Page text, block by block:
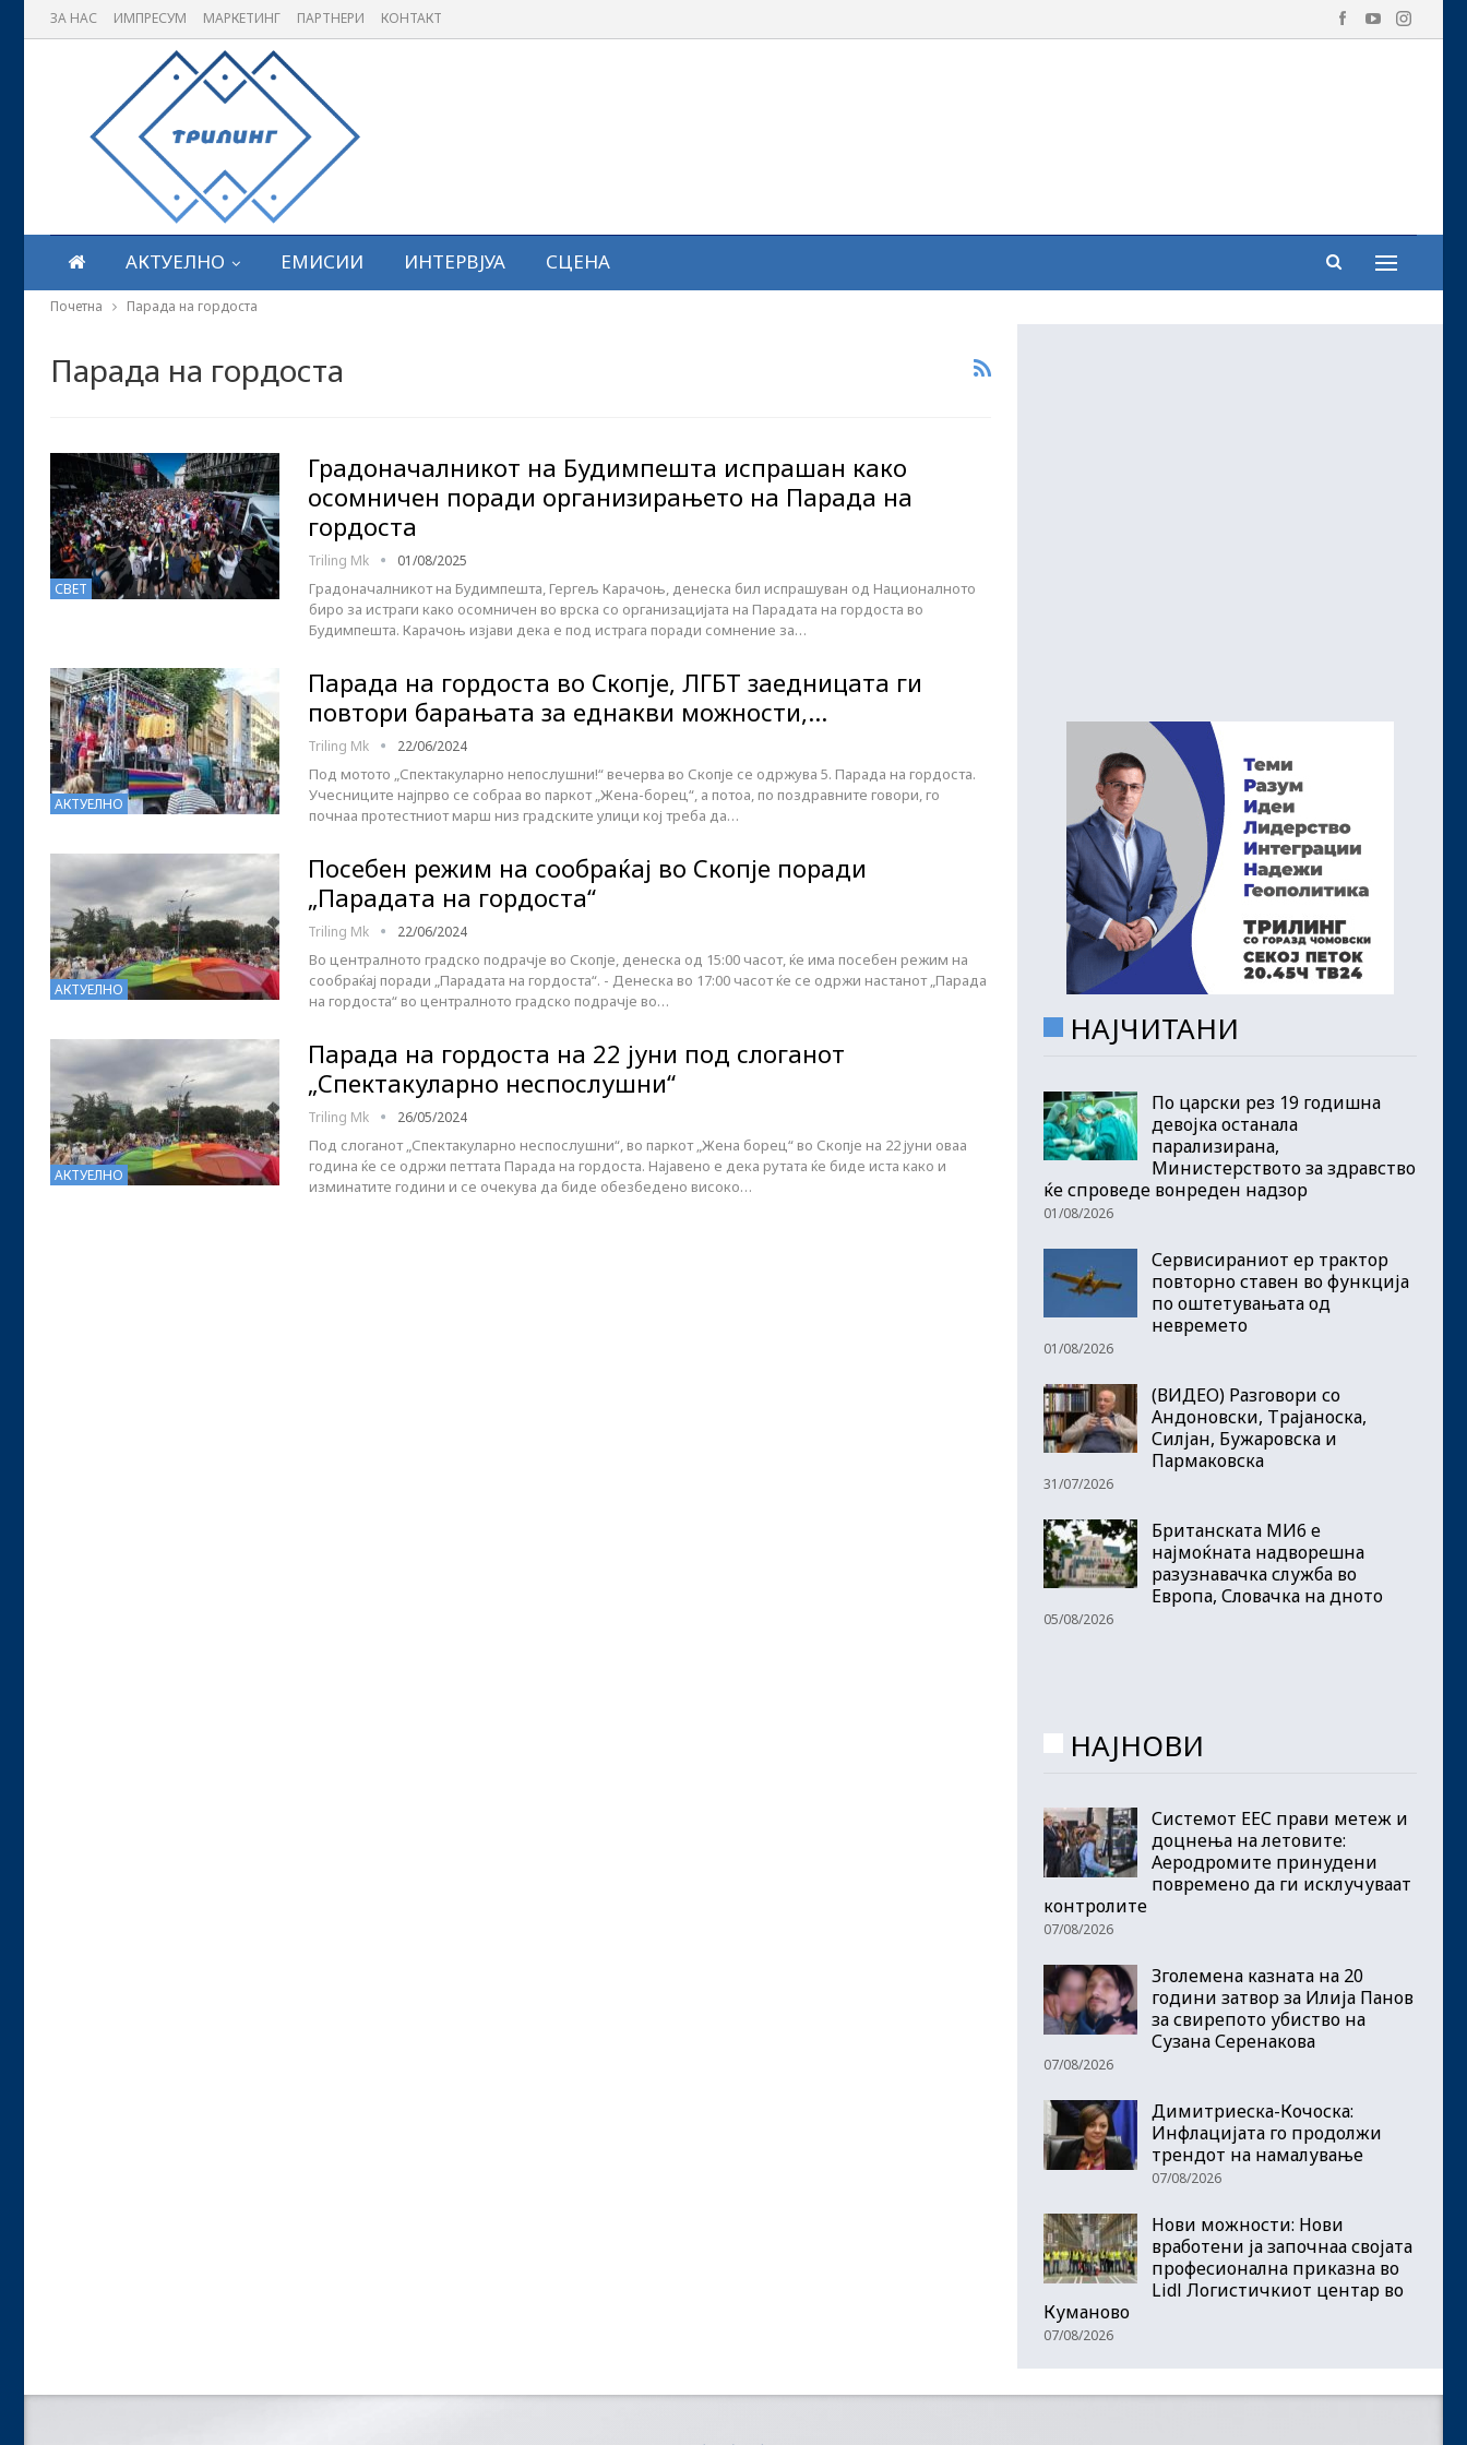
ЗА НАС ИМПРЕСУМ МАРКЕТИНГ ПАРТНЕРИ КОНТАКТ
АКТУЕЛНО ЕМИСИИ ИНТЕРВЈУА СЦЕНА
Почетна Парада на гордоста
Парада на гордоста
СВЕТ
Градоначалникот на Будимпешта испрашан како
осомничен поради организирањето на Парада на
гордоста
Triling Mk 01/08/2025
Градоначалникот на Будимпешта, Гергељ Карачоњ, денеска бил испрашуван од Националното
биро за истраги како осомничен во врска со организацијата на Парадата на гордоста во
Будимпешта. Карачоњ изјави дека е под истрага поради сомнение за…
АКТУЕЛНО
Парада на гордоста во Скопје, ЛГБТ заедницата ги
повтори барањата за еднакви можности,…
Triling Mk 22/06/2024
Под мотото „Спектакуларно непослушни!“ вечерва во Скопје се одржува 5. Парада на гордоста.
Учесниците најпрво се собраа во паркот „Жена-борец“, а потоа, по поздравните говори, го
почнаа протестниот марш низ градските улици кој треба да…
АКТУЕЛНО
Посебен режим на сообраќај во Скопје поради
„Парадата на гордоста“
Triling Mk 22/06/2024
Во централното градско подрачје во Скопје, денеска од 15:00 часот, ќе има посебен режим на
сообраќај поради „Парадата на гордоста“. - Денеска во 17:00 часот ќе се одржи настанот „Парада
на гордоста“ во централното градско подрачје во…
АКТУЕЛНО
Парада на гордоста на 22 јуни под слоганот
„Спектакуларно неспослушни“
Triling Mk 26/05/2024
Под слоганот „Спектакуларно неспослушни“, во паркот „Жена борец“ во Скопје на 22 јуни оваа
година ќе се одржи петтата Парада на гордоста. Најавено е дека рутата ќе биде иста како и
изминатите години и се очекува да биде обезбедено високо…
НАЈЧИТАНИ
По царски рез 19 годишна
девојка останала
парализирана,
Министерството за здравство
ќе спроведе вонреден надзор
01/08/2026
Сервисираниот ер трактор
повторно ставен во функција
по оштетувањата од
невремето
01/08/2026
(ВИДЕО) Разговори со
Андоновски, Трајаноска,
Силјан, Бужаровска и
Пармаковска
31/07/2026
Британската МИ6 е
најмоќната надворешна
разузнавачка служба во
Европа, Словачка на дното
05/08/2026
НАЈНОВИ
Системот ЕЕС прави метеж и
доцнења на летовите:
Аеродромите принудени
повремено да ги исклучуваат
контролите
07/08/2026
Зголемена казната на 20
години затвор за Илија Панов
за свирепото убиство на
Сузана Серенакова
07/08/2026
Димитриеска-Кочоска:
Инфлацијата го продолжи
трендот на намалување
07/08/2026
Нови можности: Нови
вработени ја започнаа својата
професионална приказна во
Lidl Логистичкиот центар во
Куманово
07/08/2026